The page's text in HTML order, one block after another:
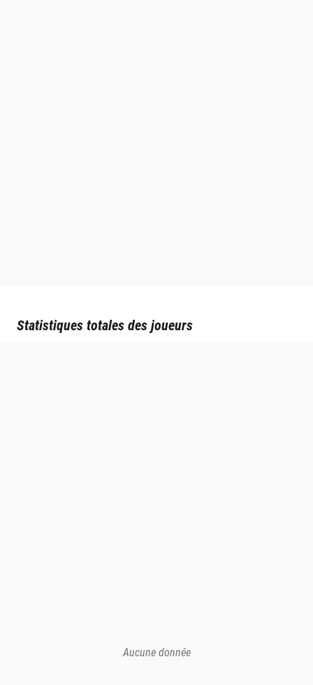
Statistiques totales des joueurs
Aucune donnée